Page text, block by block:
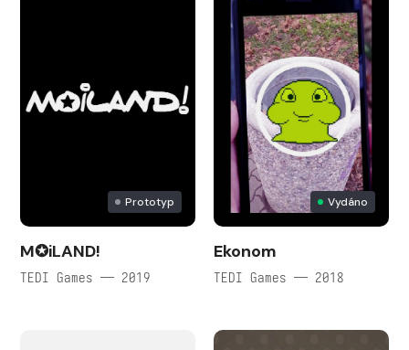
Prototyp
M✪iLAND!
TEDI Games — 2019
Vydáno
Ekonom
TEDI Games — 2018